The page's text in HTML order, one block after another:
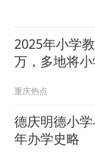
2025年小学
万，多地将
重庆热点
德庆明德小
年办学史略